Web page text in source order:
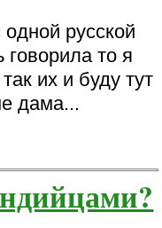
русской
говорила то я
их и буду тут
дама...